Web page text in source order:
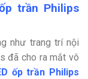
trần Philips
như trang trí nội
đã cho ra mắt vô
ốp trần Philips